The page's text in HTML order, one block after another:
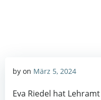
by on März 5, 2024
Eva Riedel hat